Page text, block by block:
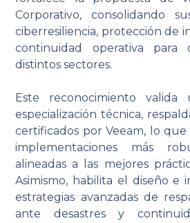
Corporativo, consolidando
ciberresiliencia, protección de
continuidad operativa para
distintos sectores.
Este reconocimiento
especialización técnica,
certificados por Veeam, lo
implementaciones más
alineadas a las mejores
Asimismo, habilita el diseño e
estrategias avanzadas de
ante desastres y